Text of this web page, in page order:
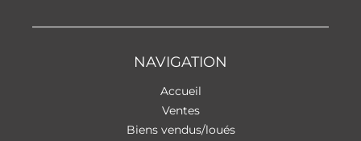
NAVIGATION
Accueil
Ventes
Biens vendus/loués